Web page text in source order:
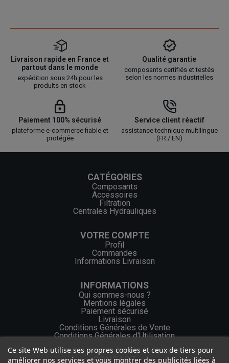
Livraison rapide en France et
partout dans le monde
expédition sous 24h pour les
produits en stock
Qualité garantie
composants certifiés et testés
selon les normes industrielles
Paiement 100% sécurisé
plateforme e-commerce fiable et
protégée
Service client réactif
assistance technique multilingue
(FR / EN)
CATÉGORIES
Composants
Accessoires
Filtration
Centrales Hydrauliques
VOTRE COMPTE
Profil
Commandes
Informations Livraison
INFORMATIONS
Qui sommes-nous ?
Mentions légales
Paiement sécurisé
Livraison
Conditions Générales de Vente
Conditions Générales d'Utilisation
CONTACT
Ce site Web utilise ses propres cookies et ceux de tiers pour
améliorer nos services et vous montrer des publicités liées à